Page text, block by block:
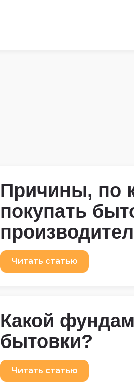
Причины, по
покупать
Читать статью
Какой
бытовки?
Читать статью